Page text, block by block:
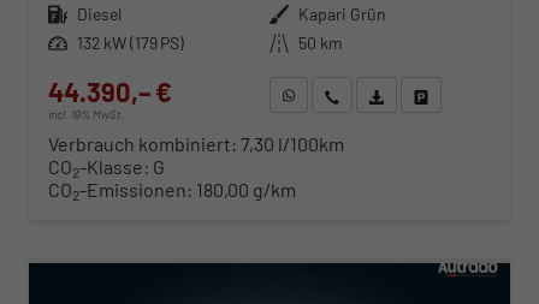
Kraftstoff Diesel Außenfarbe Kapari Grün
Leistung 132 kW (179 PS) Kilometerstand 50 km
44.390,– €
incl. 19% MwSt.
WhatsApp anfragen
Wir rufen Sie anFahrzeugexposé (PDF)
Verbrauch kombiniert: 7,30 l/100km
CO2-Klasse: G
CO2-Emissionen: 180,00 g/km